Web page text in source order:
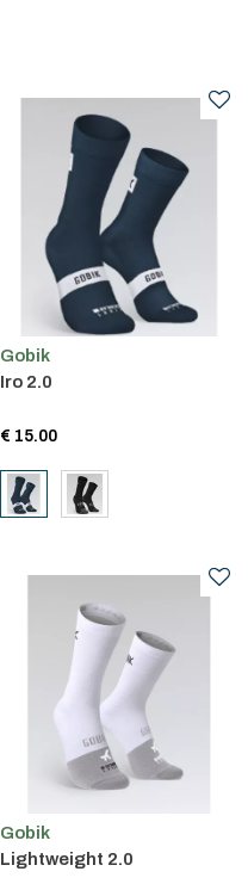
Gobik
Iro 2.0
€ 15.00
Gobik
Lightweight 2.0